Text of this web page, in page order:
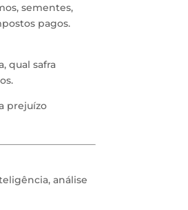
sementes,
pagos.
qual safra
prejuízo
análise